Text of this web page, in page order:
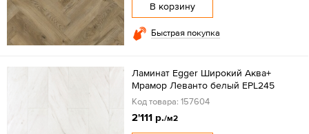
В корзину
Быстрая покупка
Ламинат Egger Широкий Аква+
Мрамор Леванто белый EPL245
Код товара: 157604
2'111 р./м2